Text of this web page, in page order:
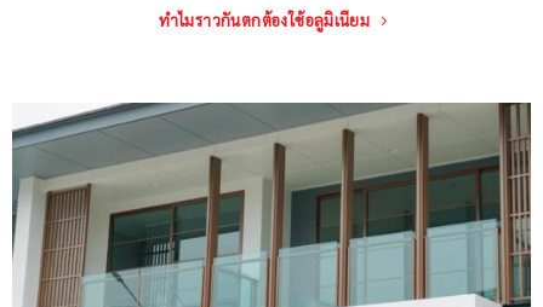
ทำไมราวกันตกต้องใช้อลูมิเนียม